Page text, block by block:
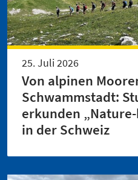
25. Juli 2026
Von alpinen
Schwammstadt:
erkunden
in der Schweiz